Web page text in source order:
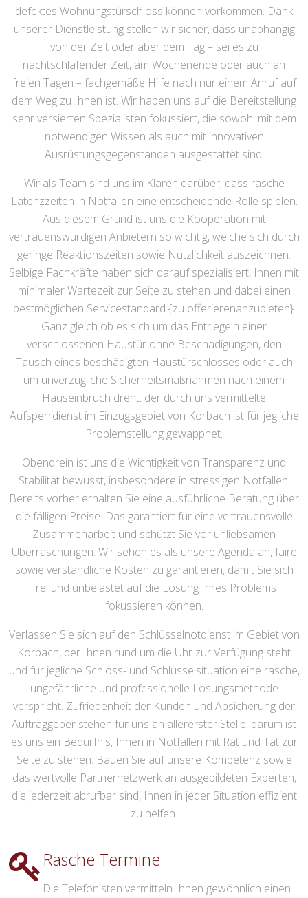
defektes Wohnungstürschloss können vorkommen. Dank
unserer Dienstleistung stellen wir sicher, dass unabhängig
von der Zeit oder aber dem Tag – sei es zu
nachtschlafender Zeit, am Wochenende oder auch an
freien Tagen – fachgemäße Hilfe nach nur einem Anruf auf
dem Weg zu Ihnen ist. Wir haben uns auf die Bereitstellung
sehr versierten Spezialisten fokussiert, die sowohl mit dem
notwendigen Wissen als auch mit innovativen
Ausrüstungsgegenständen ausgestattet sind.
Wir als Team sind uns im Klaren darüber, dass rasche
Latenzzeiten in Notfällen eine entscheidende Rolle spielen.
Aus diesem Grund ist uns die Kooperation mit
vertrauenswürdigen Anbietern so wichtig, welche sich durch
geringe Reaktionszeiten sowie Nützlichkeit auszeichnen.
Selbige Fachkräfte haben sich darauf spezialisiert, Ihnen mit
minimaler Wartezeit zur Seite zu stehen und dabei einen
bestmöglichen Servicestandard {zu offerierenanzubieten}.
Ganz gleich ob es sich um das Entriegeln einer
verschlossenen Haustür ohne Beschädigungen, den
Tausch eines beschädigten Haustürschlosses oder auch
um unverzügliche Sicherheitsmaßnahmen nach einem
Hauseinbruch dreht: der durch uns vermittelte
Aufsperrdienst im Einzugsgebiet von Korbach ist für jegliche
Problemstellung gewappnet.
Obendrein ist uns die Wichtigkeit von Transparenz und
Stabilität bewusst, insbesondere in stressigen Notfällen.
Bereits vorher erhalten Sie eine ausführliche Beratung über
die fälligen Preise. Das garantiert für eine vertrauensvolle
Zusammenarbeit und schützt Sie vor unliebsamen
Überraschungen. Wir sehen es als unsere Agenda an, faire
sowie verständliche Kosten zu garantieren, damit Sie sich
frei und unbelastet auf die Lösung Ihres Problems
fokussieren können.
Verlassen Sie sich auf den Schlüsselnotdienst im Gebiet von
Korbach, der Ihnen rund um die Uhr zur Verfügung steht
und für jegliche Schloss- und Schlüsselsituation eine rasche,
ungefährliche und professionelle Lösungsmethode
verspricht. Zufriedenheit der Kunden und Absicherung der
Auftraggeber stehen für uns an allererster Stelle, darum ist
es uns ein Bedürfnis, Ihnen in Notfällen mit Rat und Tat zur
Seite zu stehen. Bauen Sie auf unsere Kompetenz sowie
das wertvolle Partnernetzwerk an ausgebildeten Experten,
die jederzeit abrufbar sind, Ihnen in jeder Situation effizient
zu helfen.
Rasche Termine
Die Telefonisten vermitteln Ihnen gewöhnlich einen